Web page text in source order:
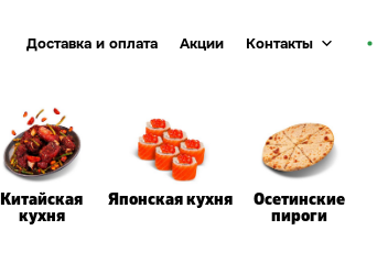
Доставка и оплата Акции Контакты
Китайская
кухня
Японская кухня Осетинские
пироги